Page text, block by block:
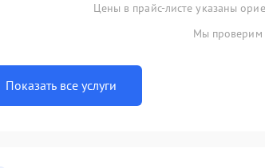
Цены в прайс-листе указаны
Мы проверим
Показать все услуги